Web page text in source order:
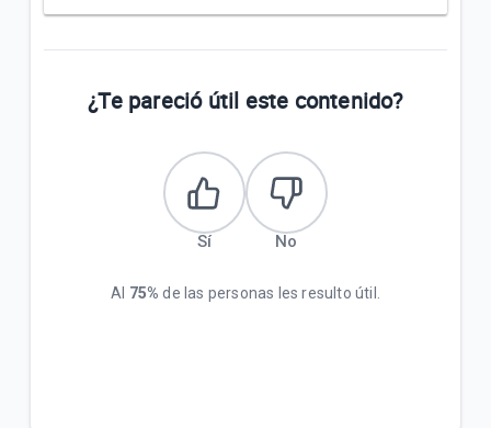
¿Te pareció útil este contenido?
Sí No
Al 75% de las personas les resulto útil.